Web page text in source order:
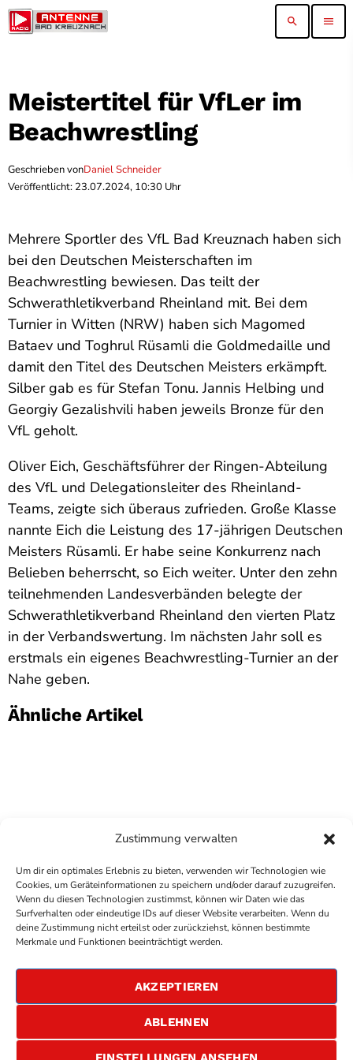
Zustimmung verwalten
Um dir ein optimales Erlebnis zu bieten, verwenden wir Technologien wie
Cookies, um Geräteinformationen zu speichern und/oder darauf zuzugreifen.
Wenn du diesen Technologien zustimmst, können wir Daten wie das
Surfverhalten oder eindeutige IDs auf dieser Website verarbeiten. Wenn du
deine Zustimmung nicht erteilst oder zurückziehst, können bestimmte
Merkmale und Funktionen beeinträchtigt werden.
AKZEPTIEREN
ABLEHNEN
search menu
Meistertitel für VfLer im
Beachwrestling
Geschrieben vonDaniel Schneider
Veröffentlicht: 23.07.2024, 10:30 Uhr
Mehrere Sportler des VfL Bad Kreuznach haben sich
bei den Deutschen Meisterschaften im
Beachwrestling bewiesen. Das teilt der
Schwerathletikverband Rheinland mit. Bei dem
Turnier in Witten (NRW) haben sich Magomed
Bataev und Toghrul Rüsamli die Goldmedaille und
damit den Titel des Deutschen Meisters erkämpft.
Silber gab es für Stefan Tonu. Jannis Helbing und
Georgiy Gezalishvili haben jeweils Bronze für den
VfL geholt.
Oliver Eich, Geschäftsführer der Ringen-Abteilung
des VfL und Delegationsleiter des Rheinland-
Teams, zeigte sich überaus zufrieden. Große Klasse
nannte Eich die Leistung des 17-jährigen Deutschen
Meisters Rüsamli. Er habe seine Konkurrenz nach
Belieben beherrscht, so Eich weiter. Unter den zehn
teilnehmenden Landesverbänden belegte der
Schwerathletikverband Rheinland den vierten Platz
in der Verbandswertung. Im nächsten Jahr soll es
erstmals ein eigenes Beachwrestling-Turnier an der
Nahe geben.
Ähnliche Artikel
COPYRIGHTANTENNE BAD KREUZNACH
DATENSCHUTZERKLÄRUNG
ALLGEMEINE GESCHÄFTSBEDINGUNGEN
GEWINNSPIELBEDINGUNGEN